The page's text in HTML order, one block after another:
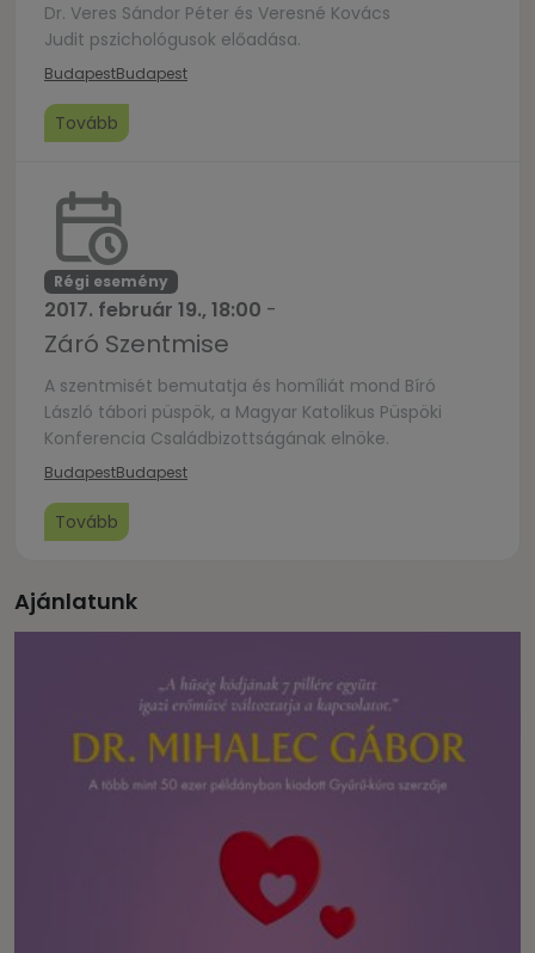
Dr. Veres Sándor Péter és Veresné Kovács
Judit pszichológusok előadása.
BudapestBudapest
Tovább
Régi esemény
2017. február 19., 18:00 -
Záró Szentmise
A szentmisét bemutatja és homíliát mond Bíró
László tábori püspök, a Magyar Katolikus Püspöki
Konferencia Családbizottságának elnöke.
BudapestBudapest
Tovább
Ajánlatunk